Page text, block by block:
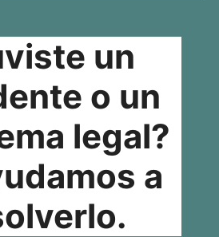
un
o un
legal?
a